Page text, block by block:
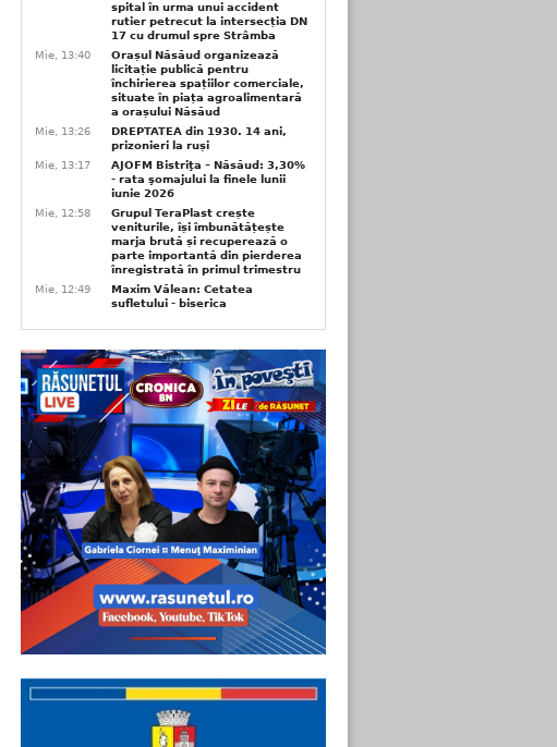
spital în urma unui accident
rutier petrecut la intersecția DN
17 cu drumul spre Strâmba
Mie, 13:40
Orașul Năsăud organizează
licitație publică pentru
închirierea spațiilor comerciale,
situate în piața agroalimentară
a orașului Năsăud
Mie, 13:26
DREPTATEA din 1930. 14 ani,
prizonieri la ruși
Mie, 13:17
AJOFM Bistriţa – Năsăud: 3,30%
- rata şomajului la finele lunii
iunie 2026
Mie, 12:58
Grupul TeraPlast crește
veniturile, își îmbunătățește
marja brută și recuperează o
parte importantă din pierderea
înregistrată în primul trimestru
Mie, 12:49
Maxim Vălean: Cetatea
sufletului - biserica